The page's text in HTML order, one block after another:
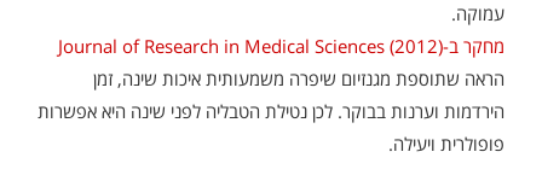
עמוקה.
מחקר ב-Journal of Research in Medical Sciences (2012)
הראה שתוספת מגנזיום שיפרה משמעותית איכות שינה, זמן
הירדמות וערנות בבוקר. לכן נטילת הטבליה לפני שינה היא אפשרות
פופולרית ויעילה.